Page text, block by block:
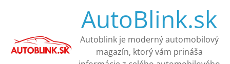
AutoBlink.sk
Autoblink je moderný automobilový
magazín, ktorý vám prináša